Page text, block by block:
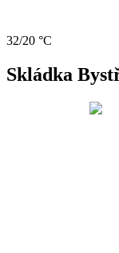
32/20 °C
Skládka